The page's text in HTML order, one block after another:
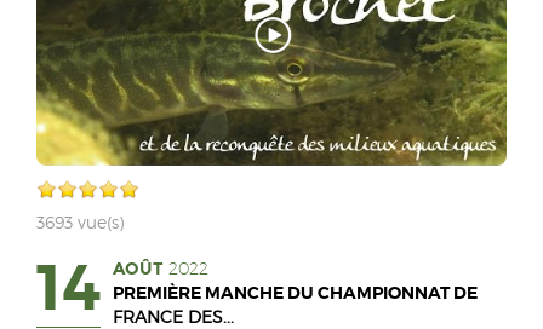
3693 vue(s)
14 AOÛT 2022
PREMIÈRE MANCHE DU CHAMPIONNAT DE
FRANCE DES...